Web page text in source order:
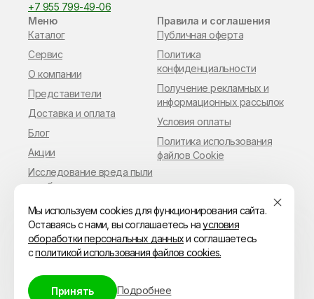
+7 955 799-49-06
Меню
Каталог
Сервис
О компании
Представители
Доставка и оплата
Блог
Акции
Исследование вреда пыли
в работе мастера
Правила и соглашения
Публичная оферта
Политика
конфиденциальности
Получение рекламных и
информационных рассылок
Условия оплаты
Политика использования
файлов Cookie
© ИП Владимиров Павел Геннадьевич
ОГРН 315144700028655
Мы используем cookies для функционирования сайта.
Оставаясь с нами, вы соглашаетесь наусловия
обоработки персональных данныхи соглашаетесь
сполитикой использования файлов cookies.
Принять Подробнее